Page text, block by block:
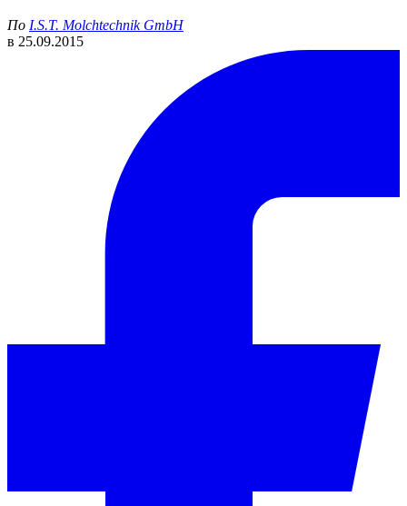
По I.S.T. Molchtechnik GmbH
в 25.09.2015